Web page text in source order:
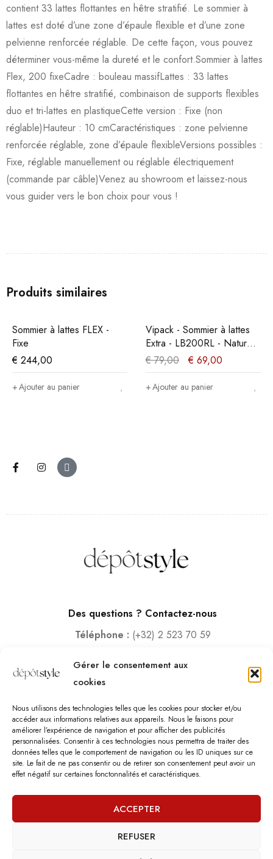
Gérer le consentement aux
cookies
Nous utilisons des technologies telles que les cookies pour stocker et/ou
accéder aux informations relatives aux appareils. Nous le faisons pour
améliorer l’expérience de navigation et pour afficher des publicités
personnalisées. Consentir à ces technologies nous permettra de traiter des
données telles que le comportement de navigation ou les ID uniques sur ce
site. Le fait de ne pas consentir ou de retirer son consentement peut avoir un
effet négatif sur certaines fonctonnalités et caractéristiques.
ACCEPTER
REFUSER
contient 33 lattes flottantes en hêtre stratifié. Le sommier à
lattes est doté d’une zone d’épaule flexible et d’une zone
pelvienne renforcée réglable. De cette façon, vous pouvez
déterminer vous-même la dureté et le confort.Sommier à lattes
Flex, 200 fixeCadre : bouleau massifLattes : 33 lattes
flottantes en hêtre stratifié, combinaison de supports flexibles
duo et tri-lattes en plastiqueCette version : Fixe (non
réglable)Hauteur : 10 cmCaractéristiques : zone pelvienne
renforcée réglable, zone d’épaule flexibleVersions possibles :
Fixe, réglable manuellement ou réglable électriquement
(commande par câble)Venez au showroom et laissez-nous
vous guider vers le bon choix pour vous !
Produits similaires
- PROMO
Vipack - Sommier à lattes
Extra - LB200RL - Naturel -
Ajouter au panier
PROMO
Vipack - Sommier à
Extra - LB200F1 -
90x12xcm
€ 119,00
Ajouter au panier
Des questions ? Contactez-nous
Téléphone : (+32) 2 523 70 59
Adresse : Rue des Deux Gares 6, 1070 Bruxelles
Lundi – Samedi :10:00 – 18:30
Vendredi :10:00-13:00 – 15:00 -18:30
Dimanche :12:00-18:00
Nous sommes fermés les jours fériés.
– Tous droits réservés.